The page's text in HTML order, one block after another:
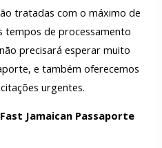
tratadas com o máximo de
tempos de processamento
precisará esperar muito
e também oferecemos
urgentes.
Jamaican Passaporte